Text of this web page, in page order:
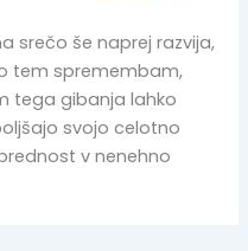
srečo še naprej razvija,
tem spremembam,
tega gibanja lahko
svojo celotno
v nenehno